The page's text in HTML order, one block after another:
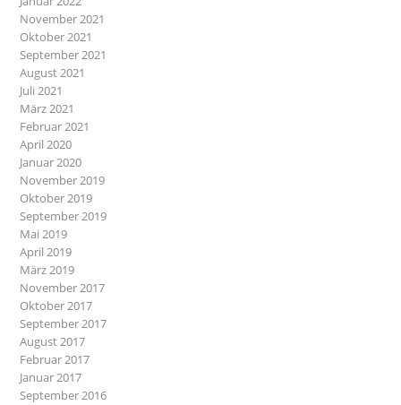
November 2021
Oktober 2021
September 2021
August 2021
Juli 2021
März 2021
Februar 2021
April 2020
Januar 2020
November 2019
Oktober 2019
September 2019
Mai 2019
April 2019
März 2019
November 2017
Oktober 2017
September 2017
August 2017
Februar 2017
Januar 2017
September 2016